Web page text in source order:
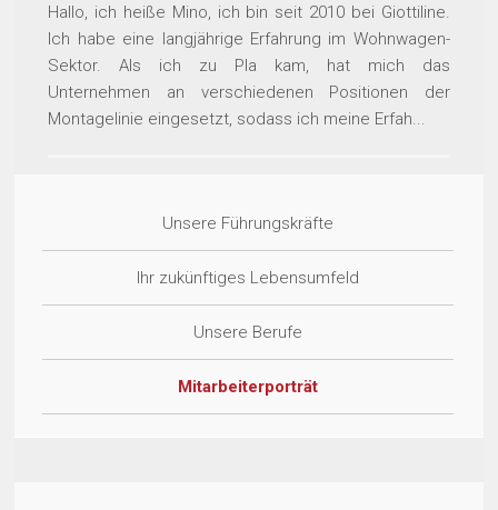
Hallo, ich heiße Mino, ich bin seit 2010 bei Giottiline.
Ich habe eine langjährige Erfahrung im Wohnwagen-
Sektor. Als ich zu Pla kam, hat mich das
Unternehmen an verschiedenen Positionen der
Montagelinie eingesetzt, sodass ich meine Erfah...
Unsere Führungskräfte
Ihr zukünftiges Lebensumfeld
Unsere Berufe
Mitarbeiterporträt